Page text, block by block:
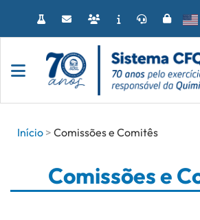
o
Início
Comissões e Comitês
Comissões e